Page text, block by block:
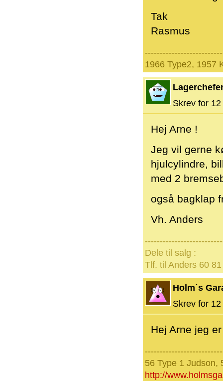
Tak
Rasmus
1966 Type2, 1957
Skrev for
Hej Arne !
Jeg vil gerne
hjulcylindre,
med 2
også bagklap
Vh. Anders
Dele til salg :
Tlf. til Anders 60
Holm´s
Skrev for
Hej Arne jeg
56 Type 1 Judson,
http://